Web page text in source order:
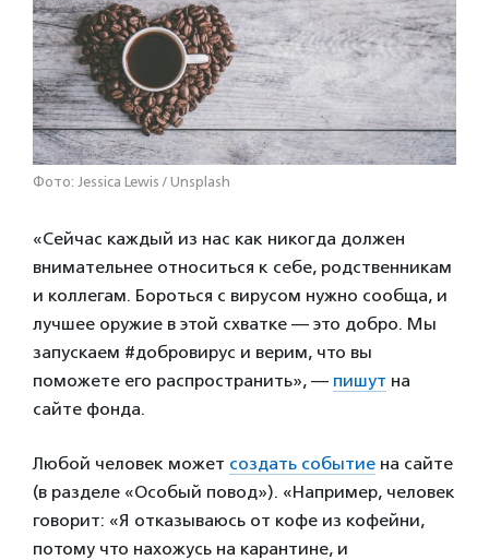
Фото: Jessica Lewis / Unsplash
«Сейчас каждый из нас как никогда должен
внимательнее относиться к себе, родственникам
и коллегам. Бороться с вирусом нужно сообща, и
лучшее оружие в этой схватке — это добро. Мы
запускаем #добровирус и верим, что вы
поможете его распространить», — пишут на
сайте фонда.
Любой человек может создать событие на сайте
(в разделе «Особый повод»). «Например, человек
говорит: «Я отказываюсь от кофе из кофейни,
потому что нахожусь на карантине, и